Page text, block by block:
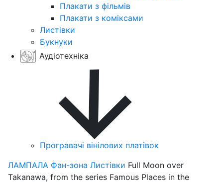
Плакати з фільмів
Плакати з коміксами
Листівки
Букнуки
Аудіотехніка
Програвачі вінілових платівок
ЛАМПАЛА Фан-зона Листівки Full Moon over
Takanawa, from the series Famous Places in the